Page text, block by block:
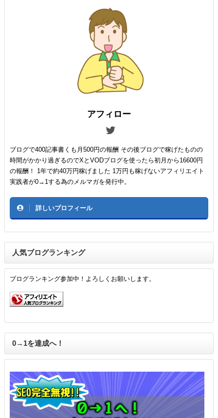
アフィロー
ブログで400記事書くも月500円の報酬 その後ブログで稼げたものの
時間がかかり過ぎるのでXとVODブログを使ったら初月から16600円
の報酬！ 1年で約40万円稼げました 1万円も稼げないアフィリエイト
実践者が0→1する為のメルマガを発行中。
詳しいプロフィール
人気ブログランキング
ブログランキング参加中！よろしくお願いします。
0→1を達成へ！